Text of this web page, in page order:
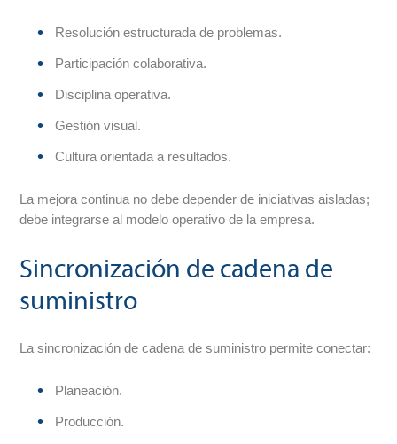
Resolución estructurada de problemas.
Participación colaborativa.
Disciplina operativa.
Gestión visual.
Cultura orientada a resultados.
La mejora continua no debe depender de iniciativas aisladas;
debe integrarse al modelo operativo de la empresa.
Sincronización de cadena de
suministro
La sincronización de cadena de suministro permite conectar:
Planeación.
Producción.